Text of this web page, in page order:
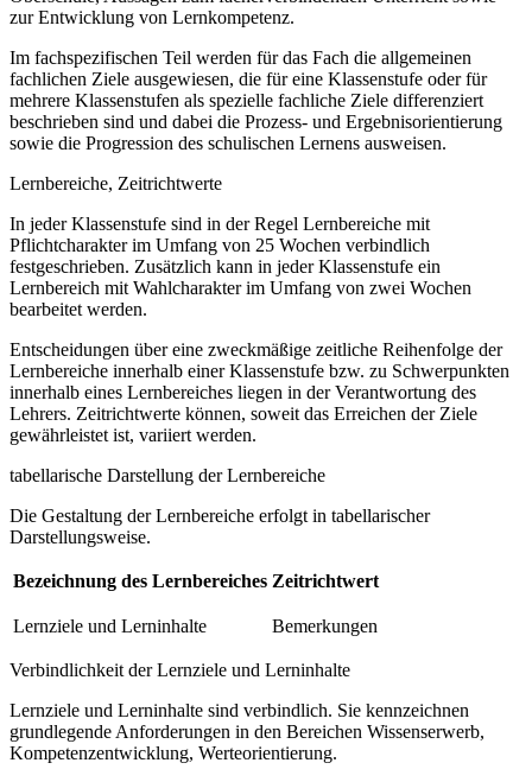
zur Entwicklung von Lernkompetenz.
Im fachspezifischen Teil werden für das Fach die allgemeinen
fachlichen Ziele ausgewiesen, die für eine Klassenstufe oder für
mehrere Klassenstufen als spezielle fachliche Ziele differenziert
beschrieben sind und dabei die Prozess- und Ergebnisorientierung
sowie die Progression des schulischen Lernens ausweisen.
Lernbereiche, Zeitrichtwerte
In jeder Klassenstufe sind in der Regel Lernbereiche mit
Pflichtcharakter im Umfang von 25 Wochen verbindlich
festgeschrieben. Zusätzlich kann in jeder Klassenstufe ein
Lernbereich mit Wahlcharakter im Umfang von zwei Wochen
bearbeitet werden.
Entscheidungen über eine zweckmäßige zeitliche Reihenfolge der
Lernbereiche innerhalb einer Klassenstufe bzw. zu Schwerpunkten
innerhalb eines Lernbereiches liegen in der Verantwortung des
Lehrers. Zeitrichtwerte können, soweit das Erreichen der Ziele
gewährleistet ist, variiert werden.
tabellarische Darstellung der Lernbereiche
Die Gestaltung der Lernbereiche erfolgt in tabellarischer
Darstellungsweise.
Bezeichnung des Lernbereiches Zeitrichtwert
Lernziele und Lerninhalte Bemerkungen
Verbindlichkeit der Lernziele und Lerninhalte
Lernziele und Lerninhalte sind verbindlich. Sie kennzeichnen
grundlegende Anforderungen in den Bereichen Wissenserwerb,
Kompetenzentwicklung, Werteorientierung.